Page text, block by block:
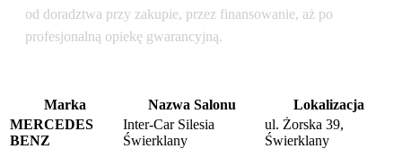
od doradztwa przy zakupie, przez finansowanie, aż po
profesjonalną opiekę gwarancyjną.
Marka Nazwa Salonu
Lokalizacja
MERCEDES
BENZ
Inter-Car Silesia
Świerklany
ul. Żorska 39,
Świerklany